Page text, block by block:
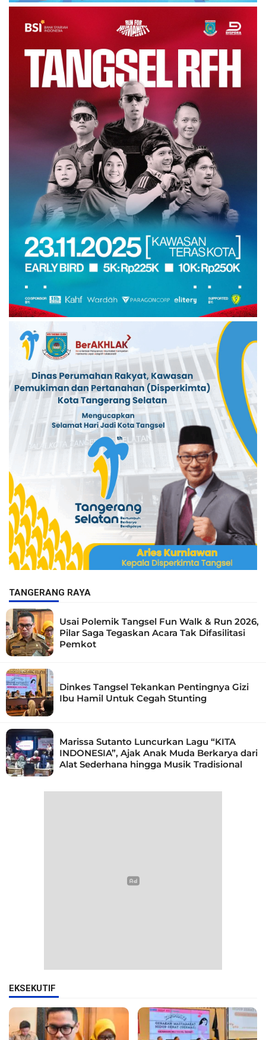
TANGERANG RAYA
Usai Polemik Tangsel Fun Walk & Run 2026,
Pilar Saga Tegaskan Acara Tak Difasilitasi
Pemkot
Dinkes Tangsel Tekankan Pentingnya Gizi
Ibu Hamil Untuk Cegah Stunting
Marissa Sutanto Luncurkan Lagu “KITA
INDONESIA”, Ajak Anak Muda Berkarya dari
Alat Sederhana hingga Musik Tradisional
EKSEKUTIF